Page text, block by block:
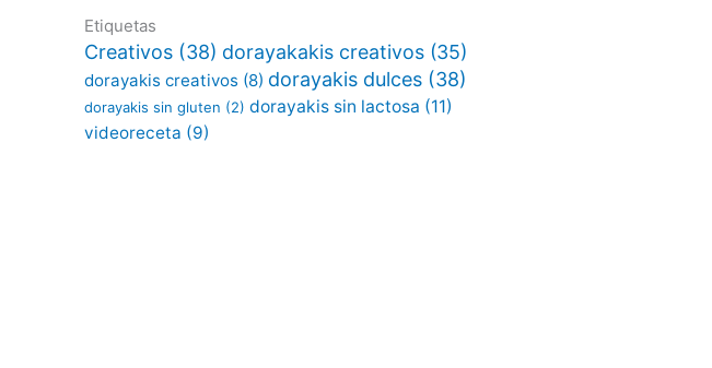
Etiquetas
Creativos(38) dorayakakis creativos(35)
dorayakis creativos (8) dorayakis dulces(38)
dorayakis sin gluten (2) dorayakis sin lactosa (11)
videoreceta (9)